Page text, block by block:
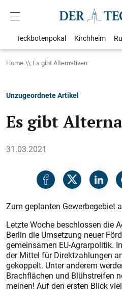
Teckbotenpokal Kirchheim
Home Es gibt Alternativen
Unzugeordnete Artikel
Es gibt
31.03.2021
Zum geplanten Gewerbegebiet
Letzte Woche beschlossen die
Berlin die Umsetzung neuer
gemeinsamen EU-Agrarpolitik.
der Mittel für Direktzahlungen
gekoppelt. Unter anderem
Brachflächen und Blühstreifen
meinen! Auf den ersten Blick